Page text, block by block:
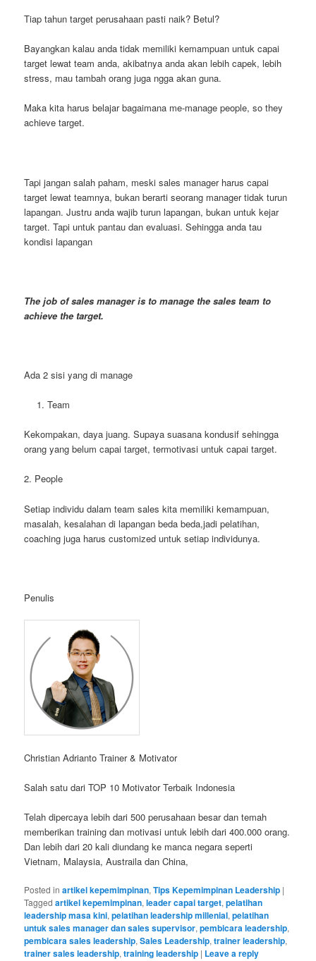
Tiap tahun target perusahaan pasti naik? Betul?
Bayangkan kalau anda tidak memiliki kemampuan untuk capai
target lewat team anda, akibatnya anda akan lebih capek, lebih
stress, mau tambah orang juga ngga akan guna.
Maka kita harus belajar bagaimana me-manage people, so they
achieve target.
Tapi jangan salah paham, meski sales manager harus capai
target lewat teamnya, bukan berarti seorang manager tidak turun
lapangan. Justru anda wajib turun lapangan, bukan untuk kejar
target. Tapi untuk pantau dan evaluasi. Sehingga anda tau
kondisi lapangan
The job of sales manager is to manage the sales team to
achieve the target.
Ada 2 sisi yang di manage
Team
Kekompakan, daya juang. Supaya suasana kondusif sehingga
orang yang belum capai target, termotivasi untuk capai target.
2. People
Setiap individu dalam team sales kita memiliki kemampuan,
masalah, kesalahan di lapangan beda beda,jadi pelatihan,
coaching juga harus customized untuk setiap individunya.
Penulis
Christian Adrianto Trainer & Motivator
Salah satu dari TOP 10 Motivator Terbaik Indonesia
Telah dipercaya lebih dari 500 perusahaan besar dan temah
memberikan training dan motivasi untuk lebih dari 400.000 orang.
Dan lebih dari 20 kali diundang ke manca negara seperti
Vietnam, Malaysia, Austraila dan China,
Posted in artikel kepemimpinan,Tips Kepemimpinan Leadership |
Tagged artikel kepemimpinan,leader capai target,pelatihan
leadership masa kini,pelatihan leadership millenial,pelatihan
untuk sales manager dan sales supervisor,pembicara leadership,
pembicara sales leadership,Sales Leadership,trainer leadership,
trainer sales leadership,training leadership | Leave a reply